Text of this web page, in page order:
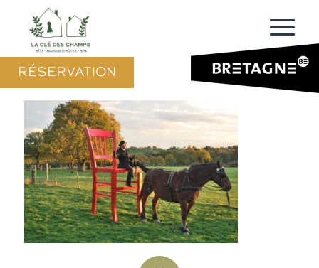
RÉSERVATION